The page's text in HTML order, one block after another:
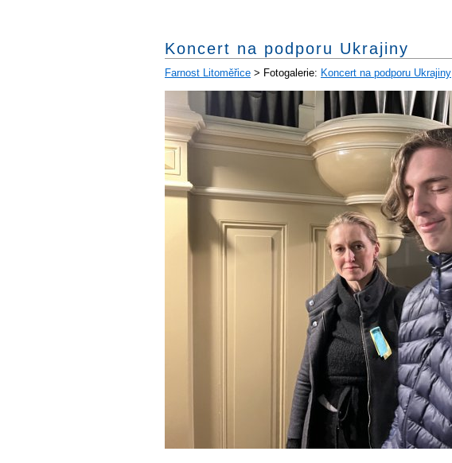
Koncert na podporu Ukrajiny
Farnost Litoměřice > Fotogalerie: Koncert na podporu Ukrajiny